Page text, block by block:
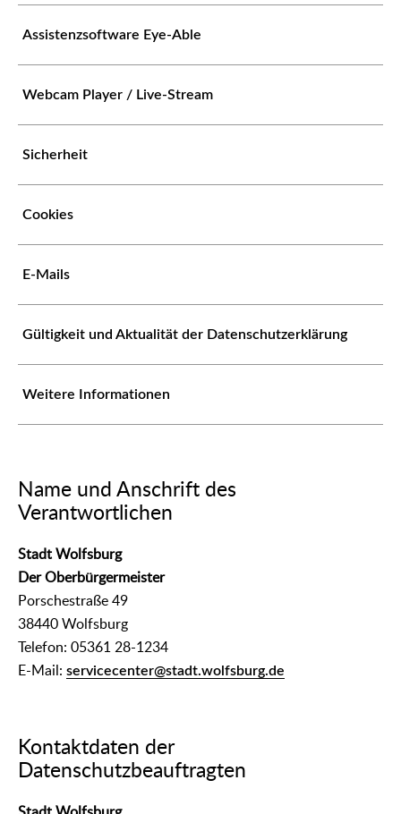
Assistenzsoftware Eye-Able
Webcam Player / Live-Stream
Sicherheit
Cookies
E-Mails
Gültigkeit und Aktualität der Datenschutzerklärung
Weitere Informationen
Name und Anschrift des
Verantwortlichen
Stadt Wolfsburg
Der Oberbürgermeister
Porschestraße 49
38440 Wolfsburg
Telefon: 05361 28-1234
E-Mail: servicecenter@stadt.wolfsburg.de
Kontaktdaten der
Datenschutzbeauftragten